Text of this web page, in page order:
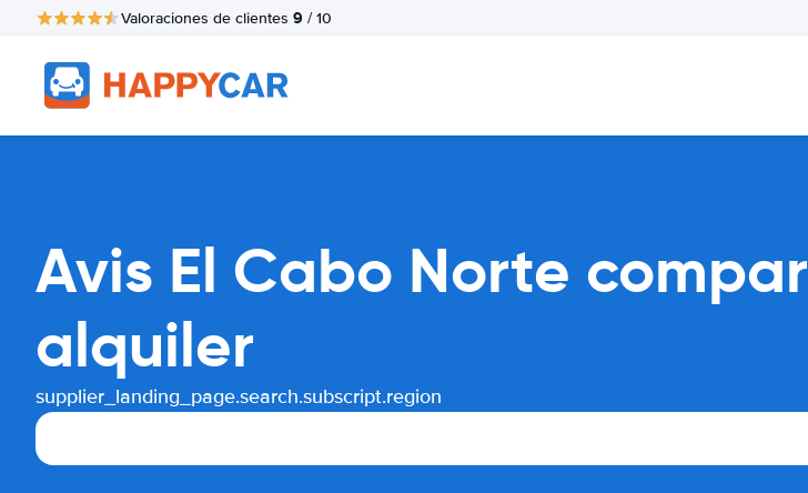
Valoraciones de clientes 9 / 10
Avis El Cabo Norte
alquiler
supplier_landing_page.search.subscript.region